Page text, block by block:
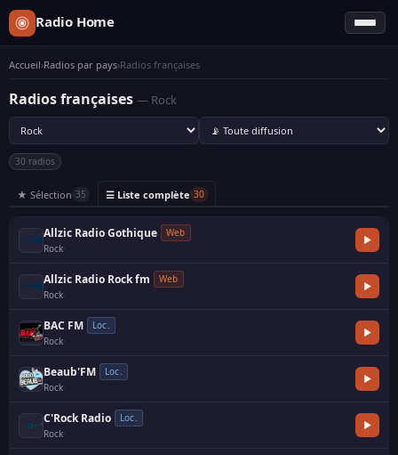
Radio Home
Accueil›Radios par pays›Radios françaises
Radios françaises — Rock
30 radios
★ Sélection 35 ☰ Liste complète 30
Allzic Radio Gothique
Web
Rock·
Allzic Radio Rock fm
Web
Rock·
BAC FM
Loc.
Rock·
Beaub'FM
Loc.
Rock·
C'Rock Radio
Loc.
Rock·